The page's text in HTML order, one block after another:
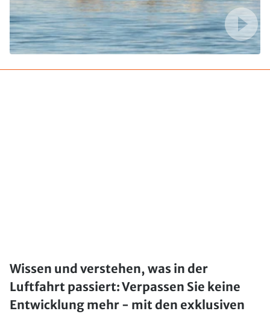
Wissen und verstehen, was in der
Luftfahrt passiert: Verpassen Sie keine
Entwicklung mehr - mit den exklusiven